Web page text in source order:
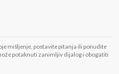
mišljenje, postavite pitanja ili ponudite
potaknuti zanimljiv dijalog i obogatiti